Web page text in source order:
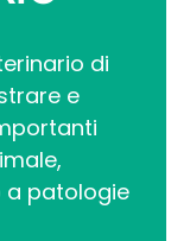
di
e
patologie